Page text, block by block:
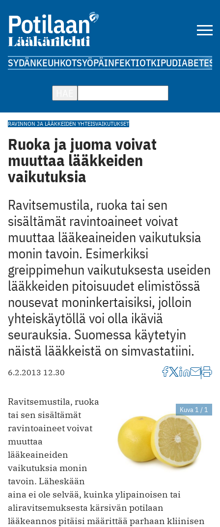
SYDÄNKEUHKOTSYÖPÄINFEKTIOTKIPUDIABETES
RAVINNON JA LÄÄKKEIDEN YHTEISVAIKUTUKSET
Ruoka ja juoma voivat
muuttaa lääkkeiden
vaikutuksia
Ravitsemustila, ruoka tai sen
sisältämät ravintoaineet voivat
muuttaa lääkeaineiden vaikutuksia
monin tavoin. Esimerkiksi
greippimehun vaikutuksesta useiden
lääkkeiden pitoisuudet elimistössä
nousevat moninkertaisiksi, jolloin
yhteiskäytöllä voi olla ikäviä
seurauksia. Suomessa käytetyin
näistä lääkkeistä on simvastatiini.
6.2.2013 12.30
Kuva 1 / 1
Ravitsemustila, ruoka
tai sen sisältämät
ravintoaineet voivat
muuttaa
lääkeaineiden
vaikutuksia monin
tavoin. Läheskään
aina ei ole selvää, kuinka ylipainoisen tai
aliravitsemuksesta kärsivän potilaan
lääkeannos pitäisi määrittää parhaan kliinisen